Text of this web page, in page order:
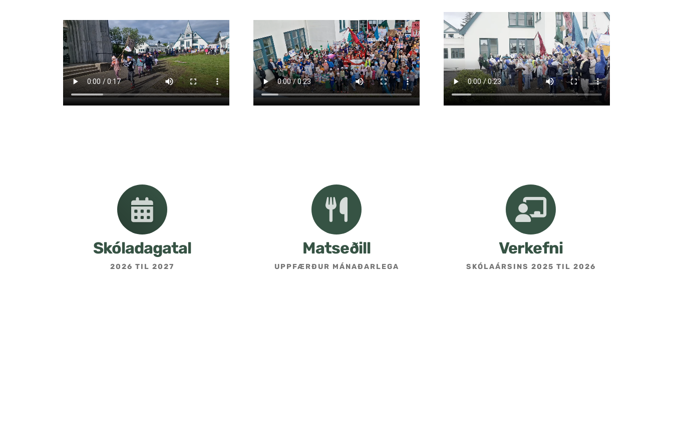
Skóladagatal
2026 TIL 2027
Matseðill
UPPFÆRÐUR MÁNAÐARLEGA
Verkefni
SKÓLAÁRSINS 2025 TIL 2026